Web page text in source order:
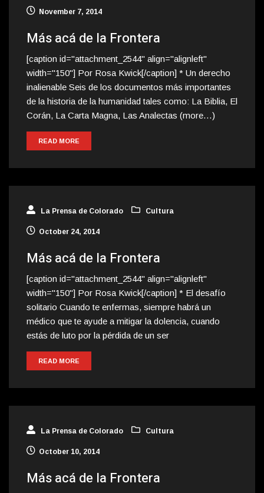
November 7, 2014
Más acá de la Frontera
[caption id="attachment_2544" align="alignleft"
width="150"] Por Rosa Kwick[/caption] * Un derecho
inalienable Seis de los documentos más importantes
de la historia de la humanidad tales como: La Biblia, El
Corán, La Carta Magna, Las Analectas (more…)
READ MORE
La Prensa de Colorado Cultura
October 24, 2014
Más acá de la Frontera
[caption id="attachment_2544" align="alignleft"
width="150"] Por Rosa Kwick[/caption] * El desafío
solitario Cuando te enfermas, siempre habrá un
médico que te ayude a mitigar la dolencia, cuando
estás de luto por la pérdida de un ser
READ MORE
La Prensa de Colorado Cultura
October 10, 2014
Más acá de la Frontera